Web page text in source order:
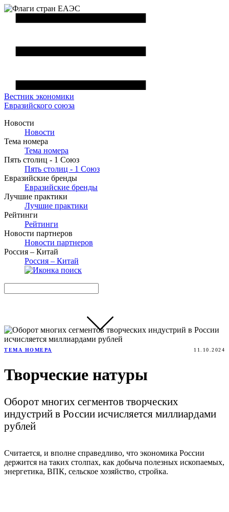
Вестник экономики
Евразийского союза
Новости
Новости
Тема номера
Тема номера
Пять столиц - 1 Союз
Пять столиц - 1 Союз
Евразийские бренды
Евразийские бренды
Лучшие практики
Лучшие практики
Рейтинги
Рейтинги
Новости партнеров
Новости партнеров
Россия – Китай
Россия – Китай
ТЕМА НОМЕРА 11.10.2024
Творческие натуры
Оборот многих сегментов творческих
индустрий в России исчисляется миллиардами
рублей
Считается, и вполне справедливо, что экономика России
держится на таких столпах, как добыча полезных ископаемых,
энергетика, ВПК, сельское хозяйство, стройка.